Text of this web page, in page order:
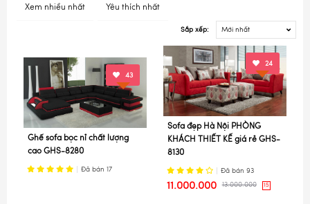
Xem nhiều nhất Yêu thích nhất
Sắp xếp: Mới nhất
43
Ghế sofa bọc nỉ chất lượng
cao GHS-8280
Đã bán 17
24
Sofa đẹp Hà Nội PHÒNG
KHÁCH THIẾT KẾ giá rẻ GHS-
8130
Đã bán 93
11.000.000 13.000.000 15